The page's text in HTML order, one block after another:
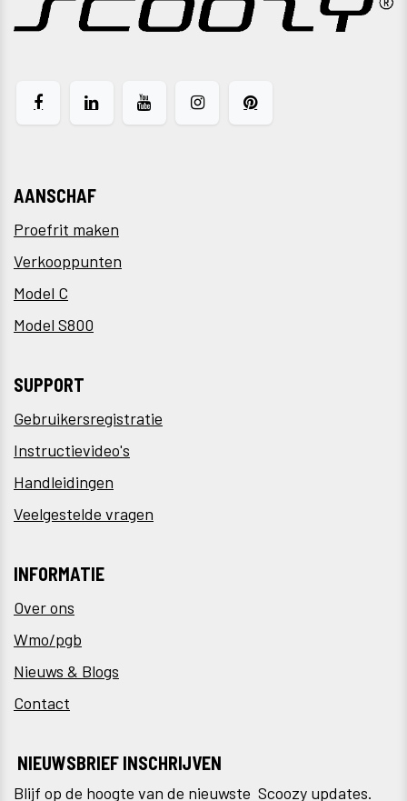
AANSCHAF
Proefrit maken
Verkooppunten
Model C
Model S800
SUPPORT
Gebruikersregistratie
Instructievideo's
Handleidingen
Veelgestelde vragen
INFORMATIE
Over ons
Wmo/pgb
Nieuws & Blogs
Contact
NIEUWSBRIEF INSCHRIJVEN
Blijf op de hoogte van de nieuwste Scoozy updates.